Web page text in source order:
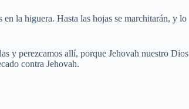
la higuera. Hasta las hojas se marchitarán, y lo
y perezcamos allí, porque Jehovah nuestro Dios
contra Jehovah.